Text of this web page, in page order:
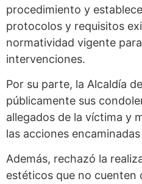
procedimiento y
protocolos y requisitos
normatividad vigente
intervenciones.
Por su parte, la Alcaldía
públicamente sus
allegados de la víctima y
las acciones
Además, rechazó la
estéticos que no cuenten